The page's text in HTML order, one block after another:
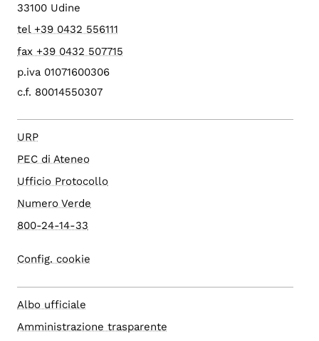
33100 Udine
tel +39 0432 556111
fax +39 0432 507715
p.iva 01071600306
c.f. 80014550307
URP
PEC di Ateneo
Ufficio Protocollo
Numero Verde
800-24-14-33
Config. cookie
Albo ufficiale
Amministrazione trasparente